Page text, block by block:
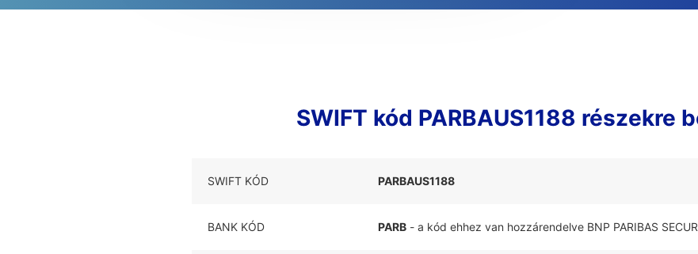
SWIFT kód PARBAUS1188 részekre
SWIFT KÓD PARBAUS1188
BANK KÓD PARB - a kód ehhez van hozzárendelve BNP PARIBAS